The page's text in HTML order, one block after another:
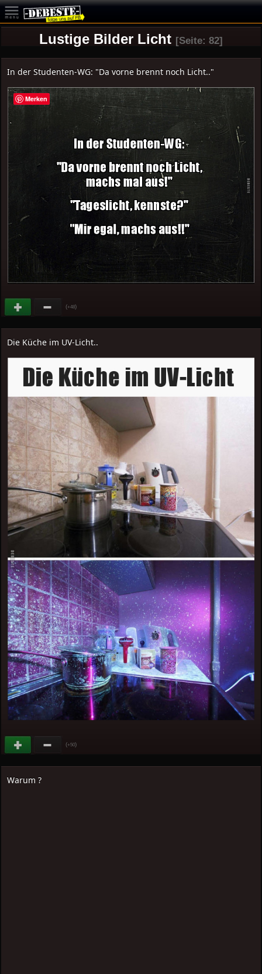
Lustige Bilder Licht [Seite: 82]
In der Studenten-WG: "Da vorne brennt noch Licht.."
(+48)
Die Küche im UV-Licht..
(+50)
Warum ?
Merken